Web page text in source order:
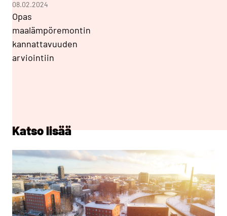
Opas
maalämpöremontin
kannattavuuden
arviointiin
08.02.2024
Katso lisää